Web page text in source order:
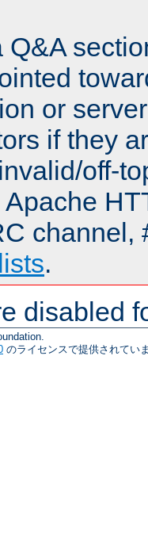
Q&A
or
if they
off-
channel,
.
disabled
のライセンスで提供されてい